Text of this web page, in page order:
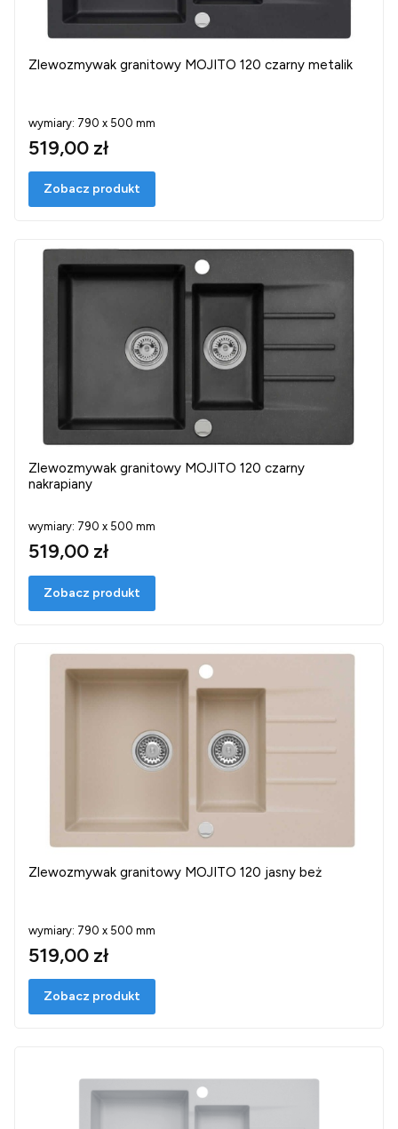
Zlewozmywak granitowy MOJITO 120 czarny metalik
wymiary: 790 x 500 mm
519,00 zł
Zobacz produkt
Zlewozmywak granitowy MOJITO 120 czarny
nakrapiany
wymiary: 790 x 500 mm
519,00 zł
Zobacz produkt
Zlewozmywak granitowy MOJITO 120 jasny beż
wymiary: 790 x 500 mm
519,00 zł
Zobacz produkt